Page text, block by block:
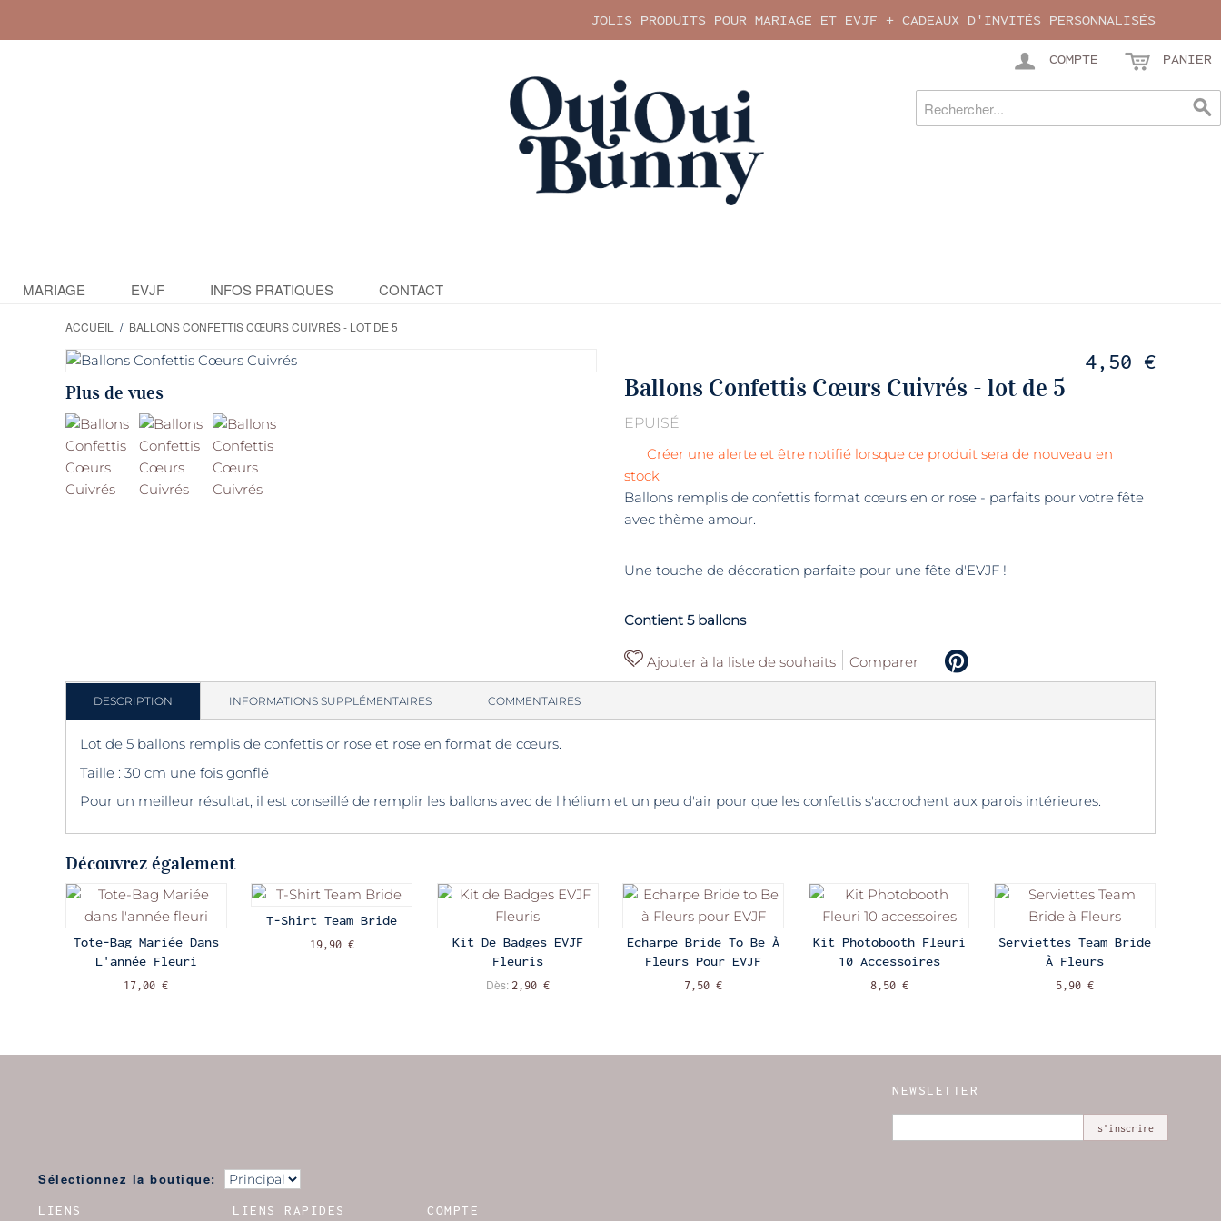
JOLIS PRODUITS POUR MARIAGE ET EVJF + CADEAUX D'INVITÉS PERSONNALISÉS
COMPTE PANIER
MARIAGE EVJF INFOS PRATIQUES CONTACT
ACCUEIL / BALLONS CONFETTIS CŒURS CUIVRÉS - LOT DE 5
Plus de vues Ballons Confettis Cœurs Cuivrés - lot de 5
4,50 €
EPUISÉ
Créer une alerte et être notifié lorsque ce produit sera de nouveau en
stock
Ballons remplis de confettis format cœurs en or rose - parfaits pour votre fête
avec thème amour.
Une touche de décoration parfaite pour une fête d'EVJF !
Contient 5 ballons
Ajouter à la liste de souhaits Comparer
DESCRIPTION INFORMATIONS SUPPLÉMENTAIRES COMMENTAIRES
Lot de 5 ballons remplis de confettis or rose et rose en format de cœurs.
Taille : 30 cm une fois gonflé
Pour un meilleur résultat, il est conseillé de remplir les ballons avec de l'hélium et un peu d'air pour que les confettis s'accrochent aux parois intérieures.
Découvrez également
Tote-Bag Mariée Dans
L'année Fleuri
17,00 €
T-Shirt Team Bride
19,90 €
Kit De Badges EVJF
Fleuris
Dès: 2,90 €
Echarpe Bride To Be À
Fleurs Pour EVJF
7,50 €
Kit Photobooth Fleuri
10 Accessoires
8,50 €
Serviettes Team Bride
À Fleurs
5,90 €
NEWSLETTER
s'inscrire
Sélectionnez la boutique:
LIENS LIENS RAPIDES COMPTE